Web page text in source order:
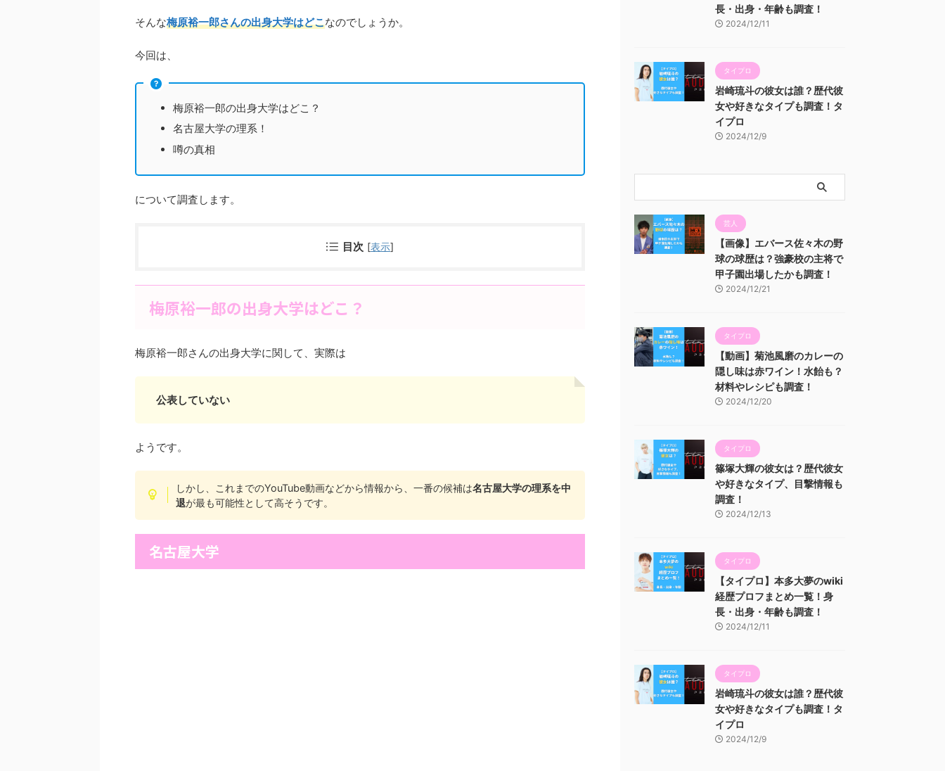
そんな梅原裕一郎さんの出身大学はどこなのでしょうか。
今回は、
梅原裕一郎の出身大学はどこ？
名古屋大学の理系！
噂の真相
について調査します。
目次 [表示]
梅原裕一郎の出身大学はどこ？
梅原裕一郎さんの出身大学に関して、実際は
公表していない
ようです。
しかし、これまでのYouTube動画などから情報から、一番の候補は名古屋大学の理系を中
退が最も可能性として高そうです。
名古屋大学
長・出身・年齢も調査！
2024/12/11
タイプロ
岩崎琉斗の彼女は誰？歴代彼
女や好きなタイプも調査！タ
イプロ
2024/12/9
芸人
【画像】エバース佐々木の野
球の球歴は？強豪校の主将で
甲子園出場したかも調査！
2024/12/21
タイプロ
【動画】菊池風磨のカレーの
隠し味は赤ワイン！水飴も？
材料やレシピも調査！
2024/12/20
タイプロ
篠塚大輝の彼女は？歴代彼女
や好きなタイプ、目撃情報も
調査！
2024/12/13
タイプロ
【タイプロ】本多大夢のwiki
経歴プロフまとめ一覧！身
長・出身・年齢も調査！
2024/12/11
タイプロ
岩崎琉斗の彼女は誰？歴代彼
女や好きなタイプも調査！タ
イプロ
2024/12/9